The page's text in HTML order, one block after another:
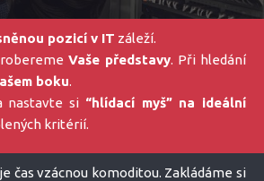
pozicí v IT záleží.
Vaše představy. Při hledání
boku.
si “hlídací myš” na ideální
kritérií.
čas vzácnou komoditou. Zakládáme si